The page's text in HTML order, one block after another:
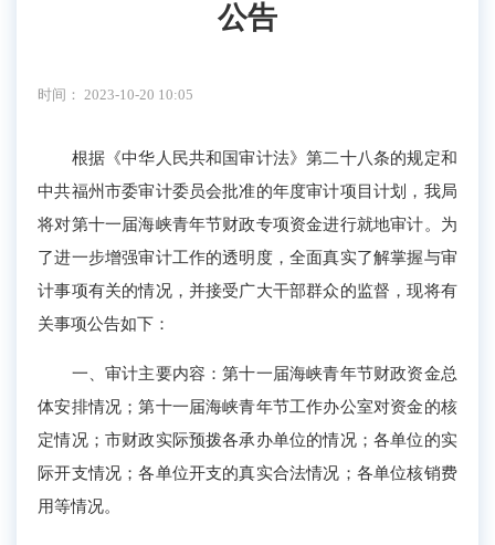
公告
时间： 2023-10-20 10:05
根据《中华人民共和国审计法》第二十八条的规定和
中共福州市委审计委员会批准的年度审计项目计划，我局
将对第十一届海峡青年节财政专项资金进行就地审计。为
了进一步增强审计工作的透明度，全面真实了解掌握与审
计事项有关的情况，并接受广大干部群众的监督，现将有
关事项公告如下：
一、审计主要内容：第十一届海峡青年节财政资金总
体安排情况；第十一届海峡青年节工作办公室对资金的核
定情况；市财政实际预拨各承办单位的情况；各单位的实
际开支情况；各单位开支的真实合法情况；各单位核销费
用等情况。